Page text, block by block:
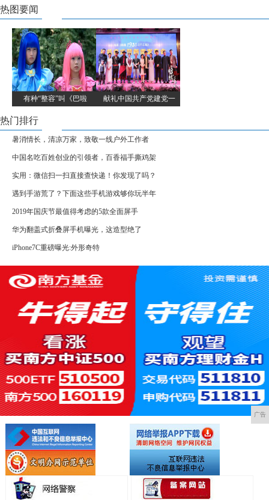
热图要闻
有种“整容”叫《巴啦 献礼中国共产党建党一
热门排行
暑消情长，清凉万家，致敬一线户外工作者
中国名吃百姓创业的引领者，百香福手撕鸡架
实用：微信扫一扫直接查快递！你发现了吗？
遇到手游荒了？下面这些手机游戏够你玩半年
2019年国庆节最值得考虑的5款全面屏手
华为翻盖式折叠屏手机曝光，这造型绝了
iPhone7C重磅曝光:外形奇特
广告